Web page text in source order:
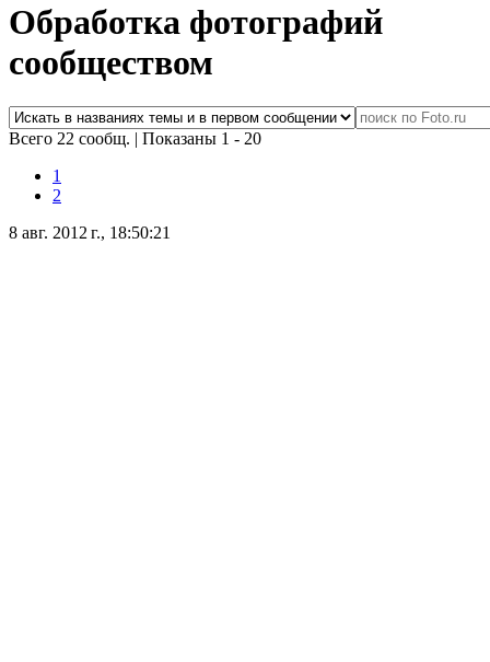
Обработка фотографий
сообществом
Всего 22 сообщ. | Показаны 1 - 20
1
2
8 авг. 2012 г., 18:50:21